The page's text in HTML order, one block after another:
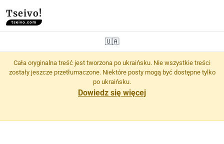
Tseivo!
tseivo.com
🇺🇦
Cała oryginalna treść jest tworzona po ukraińsku. Nie wszystkie treści
zostały jeszcze przetłumaczone. Niektóre posty mogą być dostępne tylko
po ukraińsku.
Dowiedz się więcej